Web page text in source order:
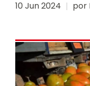
10 Jun 2024 por